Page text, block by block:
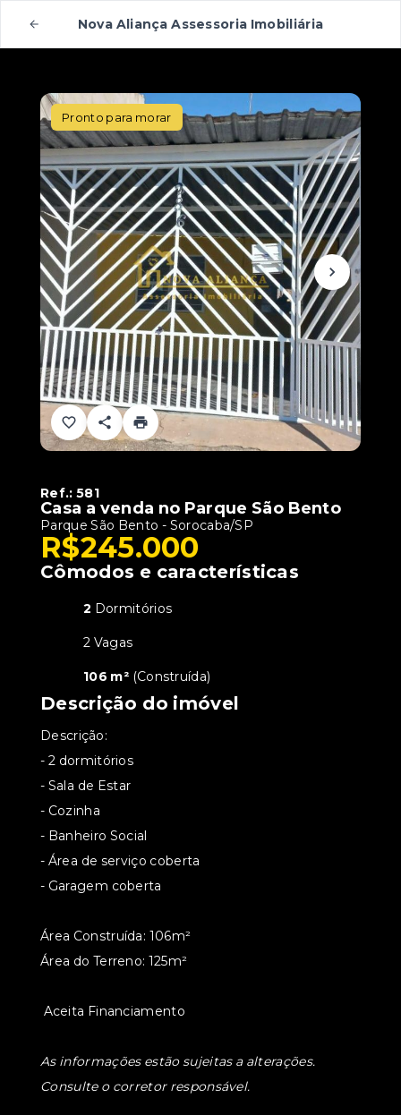
Nova Aliança Assessoria Imobiliária
Pronto para morar
Ref.:581
Casa a venda no Parque São Bento
Parque São Bento - Sorocaba/SP
R$245.000
Cômodos e características
2 Dormitórios
2 Vagas
106 m² (Construída)
Descrição do imóvel
Descrição:
- 2 dormitórios
- Sala de Estar
- Cozinha
- Banheiro Social
- Área de serviço coberta
- Garagem coberta
Área Construída: 106m²
Área do Terreno: 125m²
Aceita Financiamento
As informações estão sujeitas a alterações.
Consulte o corretor responsável.